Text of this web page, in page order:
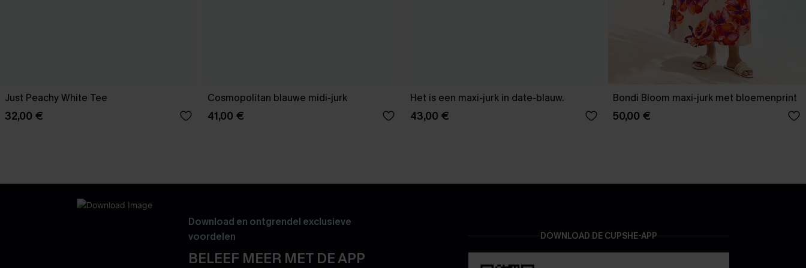
Just Peachy White Tee
32,00 €
Cosmopolitan blauwe midi-jurk
41,00 €
Het is een maxi-jurk in date-blauw.
43,00 €
Bondi Bloom maxi-jurk met bloemenprint
50,00 €
Download en ontgrendel exclusieve
voordelen
BELEEF MEER MET DE APP
DOWNLOAD DE CUPSHE-APP